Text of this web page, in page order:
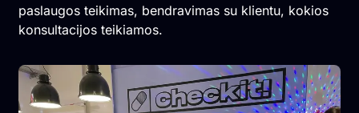
paslaugos teikimas, bendravimas su klientu, kokios
konsultacijos teikiamos.